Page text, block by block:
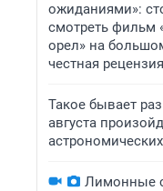
ожиданиями»:
смотреть фильм
орел» на
честная рецензия
Такое бывает
августа
Лимонные